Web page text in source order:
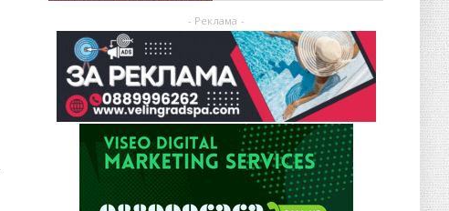
UNCATEGORIZED
Топ 5 на най-търсените авточасти от
автоморги
December 12, 2025
КАМЪК
Естествен камък в банята –
практичен или рисков избор?
November 25, 2025
- Реклама -